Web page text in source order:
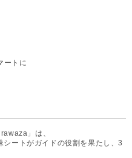
ートに
」は、
ートがガイドの役割を果たし、3